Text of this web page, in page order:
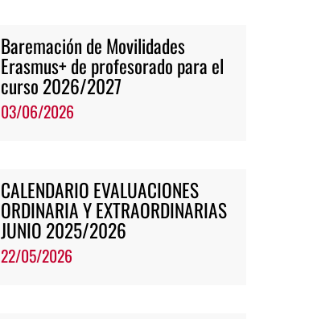
Baremación de Movilidades
Erasmus+ de profesorado para el
curso 2026/2027
03/06/2026
CALENDARIO EVALUACIONES
ORDINARIA Y EXTRAORDINARIAS
JUNIO 2025/2026
22/05/2026